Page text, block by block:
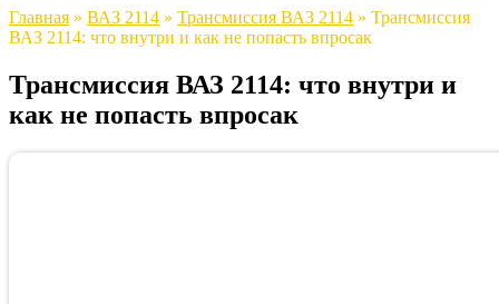
Главная » ВАЗ 2114 » Трансмиссия ВАЗ 2114 » Трансмиссия
ВАЗ 2114: что внутри и как не попасть впросак
Трансмиссия ВАЗ 2114: что внутри и
как не попасть впросак